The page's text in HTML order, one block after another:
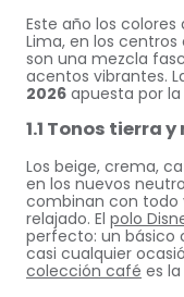
Este año los
Lima, en los
son una mezcla
acentos vibrantes.
2026 apuesta por
1.1 Tonos tierra
Los beige, crema,
en los nuevos
combinan con todo
relajado. El polo
perfecto: un básico
casi cualquier
colección café es